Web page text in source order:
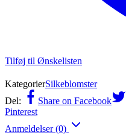
Tilføj til Ønskelisten
KategorierSilkeblomster
Del:
Share on Facebook
Pinterest
Anmeldelser (0)